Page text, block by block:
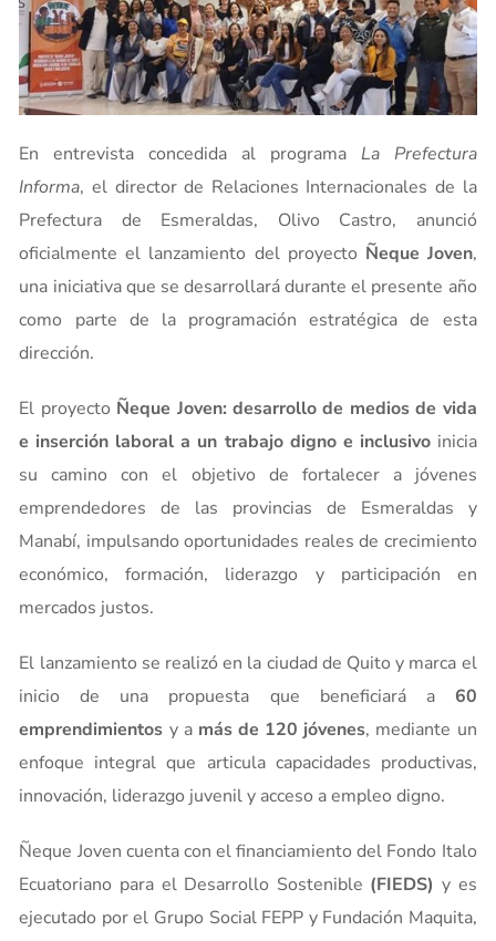
En entrevista concedida al programa La Prefectura
Informa, el director de Relaciones Internacionales de la
Prefectura de Esmeraldas, Olivo Castro, anunció
oficialmente el lanzamiento del proyecto Ñeque Joven,
una iniciativa que se desarrollará durante el presente año
como parte de la programación estratégica de esta
dirección.
El proyecto Ñeque Joven: desarrollo de medios de vida
e inserción laboral a un trabajo digno e inclusivoinicia
su camino con el objetivo de fortalecer a jóvenes
emprendedores de las provincias de Esmeraldas y
Manabí, impulsando oportunidades reales de crecimiento
económico, formación, liderazgo y participación en
mercados justos.
El lanzamiento se realizó en la ciudad de Quito y marca el
inicio de una propuesta que beneficiará a 60
emprendimientos y a más de 120 jóvenes, mediante un
enfoque integral que articula capacidades productivas,
innovación, liderazgo juvenil y acceso a empleo digno.
Ñeque Joven cuenta con el financiamiento del Fondo Italo
Ecuatoriano para el Desarrollo Sostenible (FIEDS) y es
ejecutado por el Grupo Social FEPP y Fundación Maquita,